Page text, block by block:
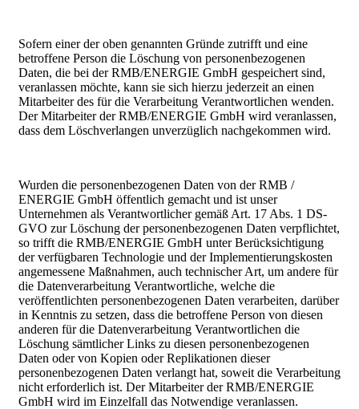
Sofern einer der oben genannten Gründe zutrifft und eine
betroffene Person die Löschung von personenbezogenen
Daten, die bei der RMB/ENERGIE GmbH gespeichert sind,
veranlassen möchte, kann sie sich hierzu jederzeit an einen
Mitarbeiter des für die Verarbeitung Verantwortlichen wenden.
Der Mitarbeiter der RMB/ENERGIE GmbH wird veranlassen,
dass dem Löschverlangen unverzüglich nachgekommen wird.
Wurden die personenbezogenen Daten von der RMB /
ENERGIE GmbH öffentlich gemacht und ist unser
Unternehmen als Verantwortlicher gemäß Art. 17 Abs. 1 DS-
GVO zur Löschung der personenbezogenen Daten verpflichtet,
so trifft die RMB/ENERGIE GmbH unter Berücksichtigung
der verfügbaren Technologie und der Implementierungskosten
angemessene Maßnahmen, auch technischer Art, um andere für
die Datenverarbeitung Verantwortliche, welche die
veröffentlichten personenbezogenen Daten verarbeiten, darüber
in Kenntnis zu setzen, dass die betroffene Person von diesen
anderen für die Datenverarbeitung Verantwortlichen die
Löschung sämtlicher Links zu diesen personenbezogenen
Daten oder von Kopien oder Replikationen dieser
personenbezogenen Daten verlangt hat, soweit die Verarbeitung
nicht erforderlich ist. Der Mitarbeiter der RMB/ENERGIE
GmbH wird im Einzelfall das Notwendige veranlassen.